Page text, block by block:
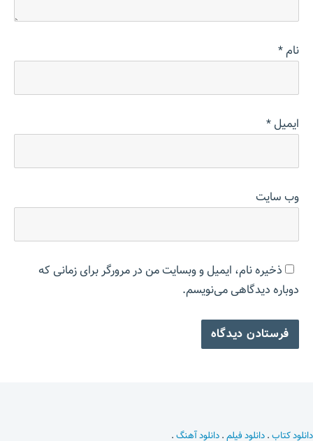
نام*
ایمیل*
وب‌ سایت
ذخیره نام، ایمیل و وبسایت من در مرورگر برای زمانی که
دوباره دیدگاهی می‌نویسم.
دانلود کتاب.دانلود فیلم.دانلود آهنگ.